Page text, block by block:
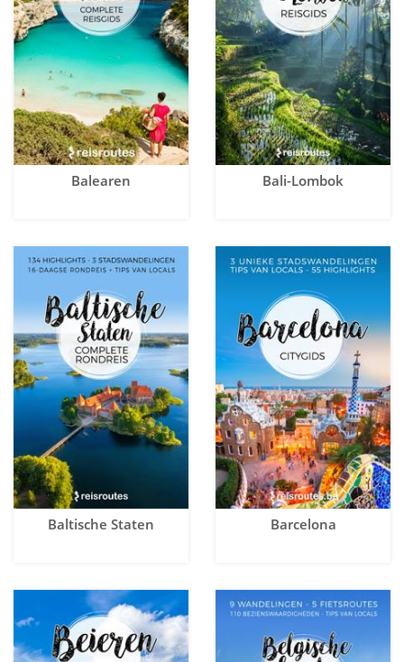
Balearen Bali-Lombok
Baltische Staten Barcelona